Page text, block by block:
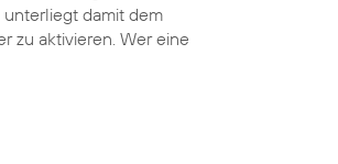
damit dem
zu aktivieren. Wer eine